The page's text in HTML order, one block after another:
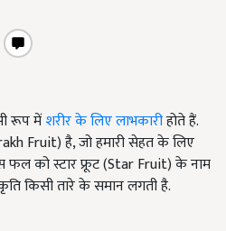
रूप मेंशरीर के लिए लाभकारीहोते हैं.
Fruit) है, जो हमारी सेहत के लिए
फल को स्टार फ्रूट (Star Fruit) के नाम
किसी तारे के समान लगती है.